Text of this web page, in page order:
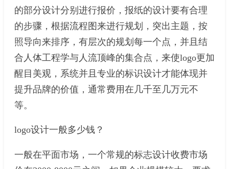
的部分设计分别进行报价，报纸的设计要有合理
的步骤，根据流程图来进行规划，突出主题，按
照导向来排序，有层次的规划每一个点，并且结
合人体工程学与人流顶峰的集合点，来使logo更加
醒目美观，系统并且专业的标识设计才能体现并
提升品牌的价值，通常费用在几千至几万元不
等。
logo设计一般多少钱？
一般在平面市场，一个常规的标志设计收费市场